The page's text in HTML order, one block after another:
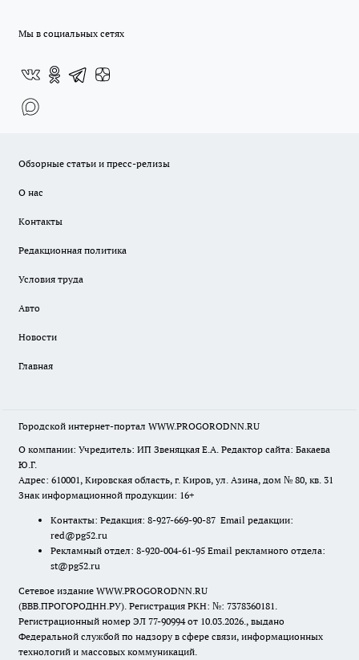
Мы в социальных сетях
Обзорные статьи и пресс-релизы
О нас
Контакты
Редакционная политика
Условия труда
Авто
Новости
Главная
Городской интернет-портал WWW.PROGORODNN.RU
О компании: Учредитель: ИП Звеняцкая Е.А. Редактор сайта: Бакаева
Ю.Г.
Адрес: 610001, Кировская область, г. Киров, ул. Азина, дом № 80, кв. 31
Знак информационной продукции: 16+
Контакты: Редакция: 8-927-669-90-87 Email редакции:
red@pg52.ru
Рекламный отдел: 8-920-004-61-95 Email рекламного отдела:
st@pg52.ru
Сетевое издание WWW.PROGORODNN.RU
(ВВВ.ПРОГОРОДНН.РУ). Регистрация РКН: №: 7378360181.
Регистрационный номер ЭЛ 77-90994 от 10.03.2026., выдано
Федеральной службой по надзору в сфере связи, информационных
технологий и массовых коммуникаций.